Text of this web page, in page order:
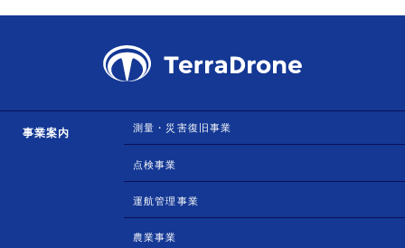
事業案内 測量・災害復旧事業
点検事業
運航管理事業
農業事業